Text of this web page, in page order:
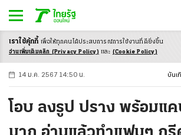
-ก ก ก+
14 ม.ค. 2567 14:50 น. บันเ
โอบ ลงรูป ปราง พร้อมแ
เราใช้คุ้กกี้ เพื่อให้ทุกคนได้ประสบการณ์การใช้งานที่ดียิ่งขึ้น
อ่านเพิ่มเติมคลิก (Privacy Policy) และ (Cookie Policy)